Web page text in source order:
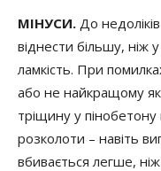
МІНУСИ. До
віднести більшу, ніж
ламкість. При
або не найкращому
тріщину у
розколоти – навіть
вбивається легше,